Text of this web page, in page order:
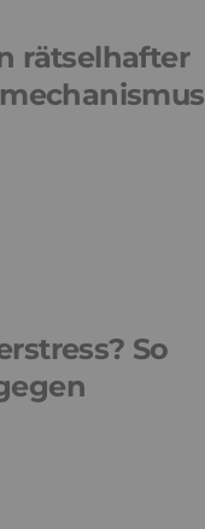
rätselhafter
So